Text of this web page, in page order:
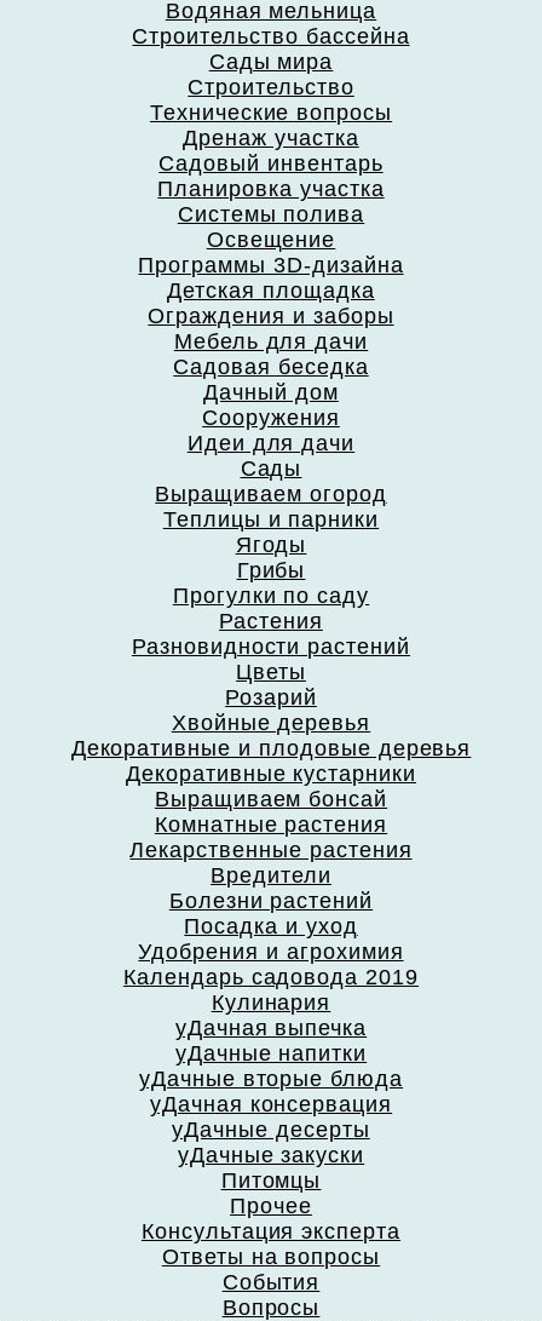
Водяная мельница
Строительство бассейна
Сады мира
Строительство
Технические вопросы
Дренаж участка
Садовый инвентарь
Планировка участка
Системы полива
Освещение
Программы 3D-дизайна
Детская площадка
Ограждения и заборы
Мебель для дачи
Садовая беседка
Дачный дом
Сооружения
Идеи для дачи
Сады
Выращиваем огород
Теплицы и парники
Ягоды
Грибы
Прогулки по саду
Растения
Разновидности растений
Цветы
Розарий
Хвойные деревья
Декоративные и плодовые деревья
Декоративные кустарники
Выращиваем бонсай
Комнатные растения
Лекарственные растения
Вредители
Болезни растений
Посадка и уход
Удобрения и агрохимия
Календарь садовода 2019
Кулинария
уДачная выпечка
уДачные напитки
уДачные вторые блюда
уДачная консервация
уДачные десерты
уДачные закуски
Питомцы
Прочее
Консультация эксперта
Ответы на вопросы
События
Вопросы